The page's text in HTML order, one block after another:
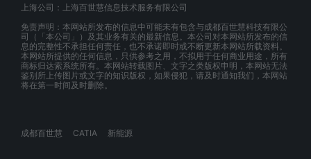
上海公司：上海百世慧信息技术服务有限公司
免责声明：本网站所发布的信息中可能未有包含与成都百世慧科技有限公
司（「本公司」）及其业务有关的最新信息。本公司对本网站所发布的信
息的完整性不承担任何责任，也不承诺即时或不断更新本网站所载资料。
本网站所提供的任何信息，只供参考之用，不拟用于任何商业用途，所有
商标归达索系统所有。本网站转载图片、文字之类版权申明，本网站无法
鉴别所上传图片或文字的知识版权，如果侵犯，请及时通知我们，本网站
将在第一时间及时删除。
成都百世慧 CATIA 新能源